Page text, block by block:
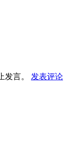
言。
发表评论